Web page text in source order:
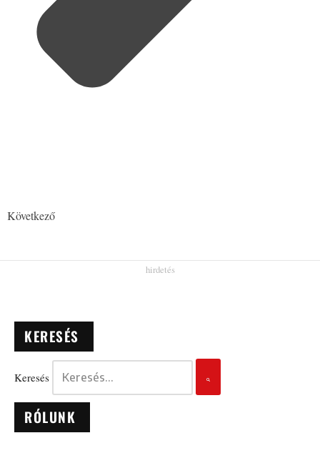
Következő
KERESÉS
Keresés
RÓLUNK